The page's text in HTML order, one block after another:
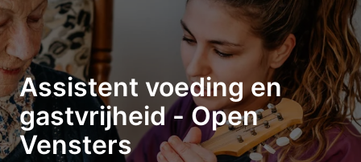
Assistent voeding en
gastvrijheid - Open
Vensters